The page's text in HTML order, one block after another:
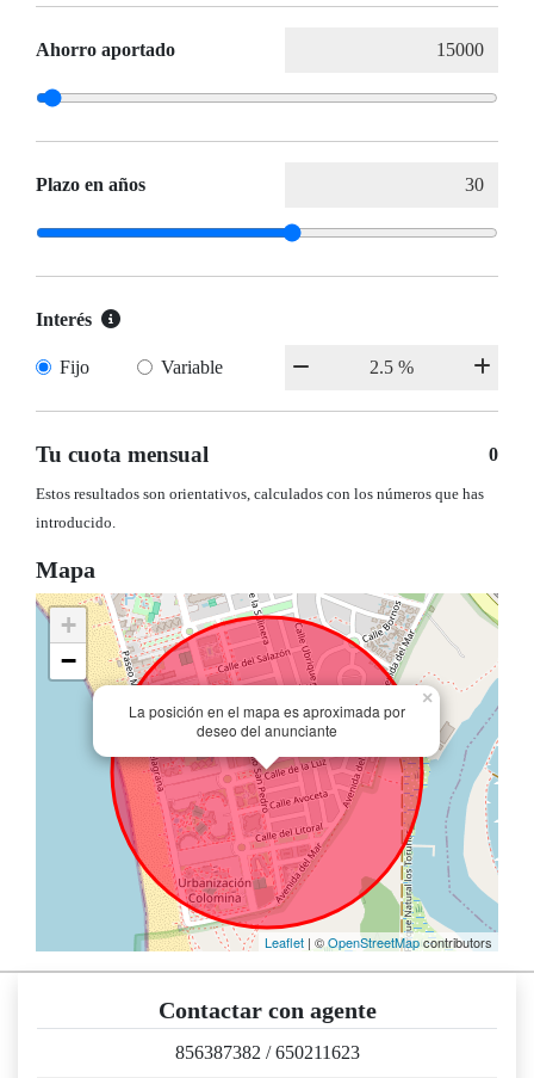
Ahorro aportado
Plazo en años
Interés
Fijo Variable
Tu cuota mensual 0
Estos resultados son orientativos, calculados con los números que has
introducido.
Mapa
La posición en el mapa es aproximada por
deseo del anunciante
×
+
−
Leaflet | ©OpenStreetMapcontributors
Contactar con agente
856387382 /650211623